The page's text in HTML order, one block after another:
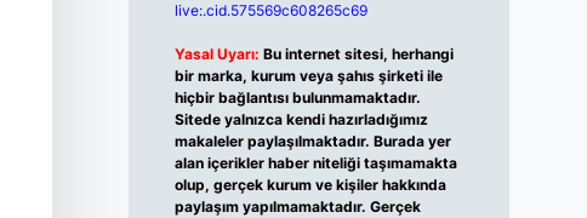
live:.cid.575569c608265c69
Yasal Uyarı: Bu internet sitesi, herhangi
bir marka, kurum veya şahıs şirketi ile
hiçbir bağlantısı bulunmamaktadır.
Sitede yalnızca kendi hazırladığımız
makaleler paylaşılmaktadır. Burada yer
alan içerikler haber niteliği taşımamakta
olup, gerçek kurum ve kişiler hakkında
paylaşım yapılmamaktadır. Gerçek